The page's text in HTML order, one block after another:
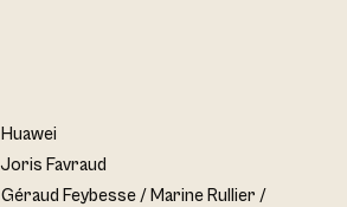
Huawei
Joris Favraud
Géraud Feybesse / Marine Rullier /